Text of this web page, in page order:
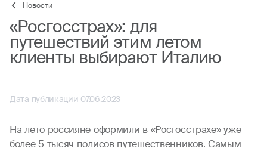
Новости
«Росгосстрах»: для
путешествий этим летом
клиенты выбирают Италию
Дата публикации 07.06.2023
На лето россияне оформили в «Росгосстрахе» уже
более 5 тысяч полисов путешественников. Самым